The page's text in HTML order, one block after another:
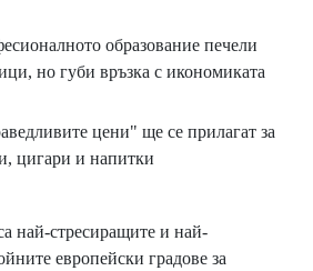
образование печели
но губи връзка с икономиката
цени" ще се прилагат за
цигари и напитки
най-стресиращите и най-
европейски градове за